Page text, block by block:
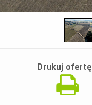
Drukuj ofertę